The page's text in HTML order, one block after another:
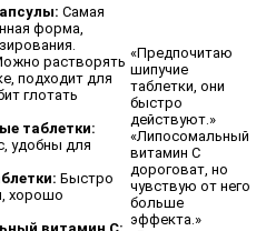
Самая
форма,
растворять
подходит для
глотать
таблетки:
удобны для
Быстро
хорошо
«Предпочитаю
шипучие
таблетки, они
быстро
действуют.»
«Липосомальный
витамин С
дороговат, но
чувствую от него
больше
эффекта.»